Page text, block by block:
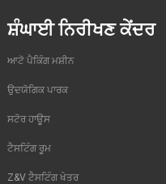
ਸ਼ੰਘਾਈ ਨਿਰੀਖਣ ਕੇਂਦਰ
ਆਟੋ ਪੈਕਿੰਗ ਮਸ਼ੀਨ
ਉਦਯੋਗਿਕ ਪਾਰਕ
ਸਟੋਰ ਹਾਊਸ
ਟੈਸਟਿੰਗ ਰੂਮ
Z&V ਟੈਸਟਿੰਗ ਖੇਤਰ